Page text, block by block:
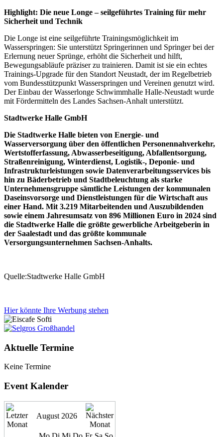
Highlight: Die neue Longe – seilgeführtes Training für mehr
Sicherheit und Technik
Die Longe ist eine seilgeführte Trainingsmöglichkeit im
Wasserspringen: Sie unterstützt Springerinnen und Springer bei der
Erlernung neuer Sprünge, erhöht die Sicherheit und hilft,
Bewegungsabläufe präziser zu trainieren. Damit ist sie ein echtes
Trainings-Upgrade für den Standort Neustadt, der im Regelbetrieb
vom Bundesstützpunkt Wasserspringen und Vereinen genutzt wird.
Der Einbau der Wasserlonge Schwimmhalle Halle-Neustadt wurde
mit Fördermitteln des Landes Sachsen-Anhalt unterstützt.
Stadtwerke Halle GmbH
Die Stadtwerke Halle bieten von Energie- und
Wasserversorgung über den öffentlichen Personennahverkehr,
Wertstofferfassung, Abwasserbeseitigung, Abfallentsorgung,
Straßenreinigung, Winterdienst, Logistik-, Deponie- und
Infrastrukturleistungen sowie Datenverarbeitungsservices bis
hin zu Bäderbetrieb und Stadtbeleuchtung als starke
Unternehmensgruppe sämtliche Leistungen der kommunalen
Daseinsvorsorge und Dienstleistungen für die Wirtschaft aus
einer Hand. Mit 3.219 Mitarbeitenden und Auszubildenden
sowie einem Jahresumsatz von 896 Millionen Euro in 2024 sind
die Stadtwerke Halle die größte gewerbliche Arbeitgeberin in
der Saalestadt und das größte kommunale
Versorgungsunternehmen Sachsen-Anhalts.
Quelle:Stadtwerke Halle GmbH
Hier könnte Ihre Werbung stehen
Aktuelle Termine
Keine Termine
Event Kalender
August 2026